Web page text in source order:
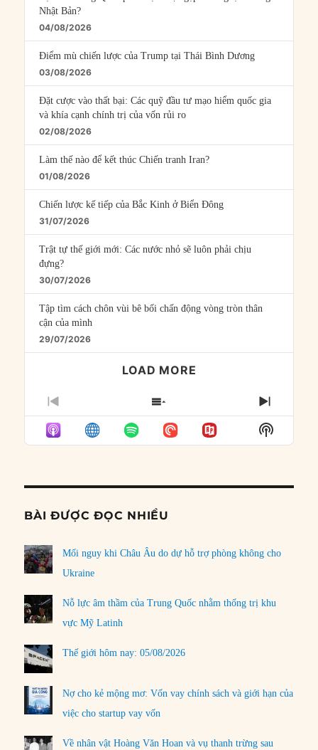
Nhật Bản?
04/08/2026
Điểm mù chiến lược của Trump tại Thái Bình Dương
03/08/2026
Đặt cược vào thất bại: Các quỹ đầu tư mạo hiểm quốc gia
và khía cạnh chính trị của vốn rủi ro
02/08/2026
Làm thế nào để kết thúc Chiến tranh Iran?
01/08/2026
Chiến lược kế tiếp của Bắc Kinh ở Biển Đông
31/07/2026
Trật tự thế giới mới: Các nước nhỏ sẽ luôn phải chịu
đựng?
30/07/2026
Tập tìm cách chôn vùi bê bối chấn động vòng tròn thân
cận của mình
29/07/2026
LOAD MORE
PREVIOUS
EPISODE
SHOW
EPISODES
LIST
NEXT
Show
Podcast
BÀI ĐƯỢC ĐỌC NHIỀU
Mối nguy khi Châu Âu do dự hỗ trợ phòng không cho
Ukraine
Nỗ lực âm thầm của Trung Quốc nhằm thống trị khu
vực Mỹ Latinh
Thế giới hôm nay: 05/08/2026
Nợ cho kẻ mộng mơ: Vốn vay chính sách và giới hạn của
việc cho startup vay vốn
Về nhân vật Hoàng Văn Hoan và vụ thanh trừng sau